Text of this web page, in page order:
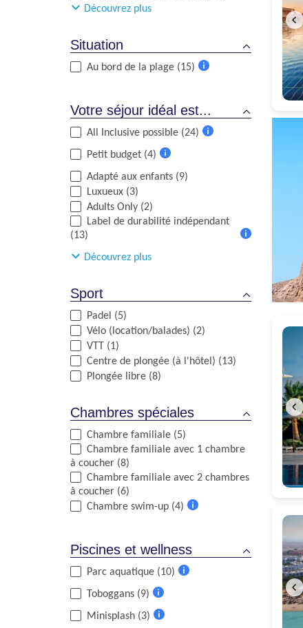
Découvrez plus
Situation
Au bord de la plage (15)
Votre séjour idéal est...
All Inclusive possible (24)
Petit budget (4)
d'informations
Adapté aux enfants (9)
Luxueux (3)
Adults Only (2)
Label de durabilité indépendant
(13)
d'informations
Découvrez plus
Sport
Padel (5)
Vélo (location/balades) (2)
VTT (1)
Centre de plongée (à l'hôtel) (13)
Plongée libre (8)
Chambres spéciales
Chambre familiale (5)
Chambre familiale avec 1 chambre
à coucher (8)
Chambre familiale avec 2 chambres
à coucher (6)
Chambre swim-up (4)
Piscines et wellness
Parc aquatique (10)
Toboggans (9)
d'informations
Minisplash (3)